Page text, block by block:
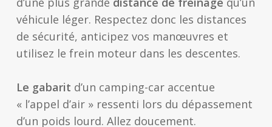
véhicule léger. Respectez donc les distances
de sécurité, anticipez vos manœuvres et
utilisez le frein moteur dans les descentes.
Le gabarit d’un camping-car accentue
« l’appel d’air » ressenti lors du dépassement
d’un poids lourd. Allez doucement.